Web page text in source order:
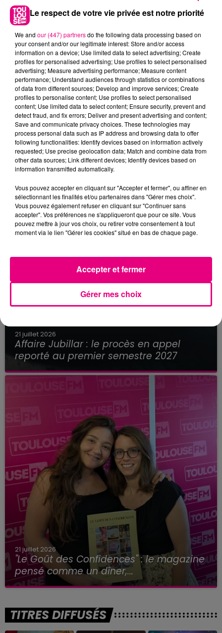
22 juillet 2026
Toulouse : circulation perturbée dans le
secteur François Verdier...
21 juillet 2026
Affaire Jubillar : le procès en appel
reporté au premier semestre 2027
21 juillet 2026
"Le Goût des Confidences" : le magazine
pensé comme un dîner,...
TITRES DIFFUSÉS
Le respect de votre vie privée est notre priorité
We and our (447) partnersdo the following data processing based on
your consent and/or our legitimate interest: Store and/or access
information on a device; Use limited data to select advertising; Create
profiles for personalised advertising; Use profiles to select personalised
advertising; Measure advertising performance; Measure content
performance; Understand audiences through statistics or combinations
of data from different sources; Develop and improve services; Create
profiles to personalise content; Use profiles to select personalised
content; Use limited data to select content; Ensure security, prevent and
detect fraud, and fix errors; Deliver and present advertising and content;
Save and communicate privacy choices. These technologies may
process personal data such as IP address and browsing data to offer
following functionalities: Identify devices based on information actively
requested; Use precise geolocation data; Match and combine data from
other data sources; Link different devices; Identify devices based on
information transmitted automatically.
Vous pouvez accepter en cliquant sur "Accepter et fermer", ou affiner en
sélectionnant les finalités et/ou partenaires dans "Gérer mes choix".
Vous pouvez également refuser en cliquant sur "Continuer sans
accepter". Vos préférences ne s'appliqueront que pour ce site. Vous
pouvez mettre à jour vos choix, ou retirer votre consentement à tout
moment via le lien "Gérer les cookies" situé en bas de chaque page.
Gérer mes choix
Accepter et fermer